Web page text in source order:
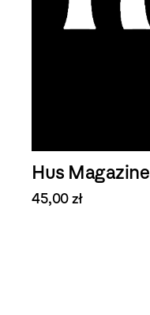
Hus Magazine
45,00 zł